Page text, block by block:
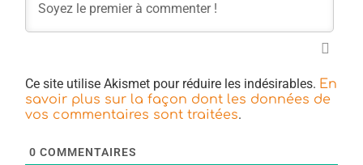
Ce site utilise Akismet pour réduire les indésirables. En
savoir plus sur la façon dont les données de
vos commentaires sont traitées.
0 COMMENTAIRES